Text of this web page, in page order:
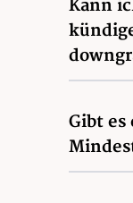
Kann
Gibt es